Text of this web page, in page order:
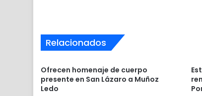
Relacionados
Ofrecen homenaje de cuerpo
presente en San Lázaro a Muñoz
Ledo